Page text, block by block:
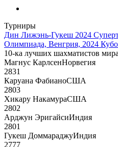
Турниры
Дин Лижэнь-Гукеш 2024
Олимпиада, Венгрия, 2024
10-ка лучших шахматистов мира
Магнус КарлсенНорвегия
2831
Каруана ФабианоСША
2803
Хикару НакамураСША
2802
Арджун ЭригайсиИндия
2801
Гукеш ДоммараджуИндия
2777